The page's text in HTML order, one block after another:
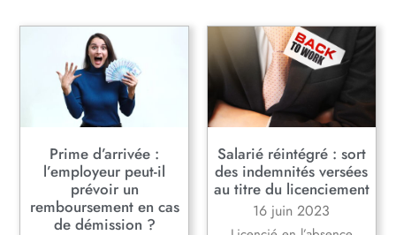
Prime d’arrivée :
l’employeur peut-il
prévoir un
remboursement en cas
de démission ?
Salarié réintégré : sort
des indemnités versées
au titre du licenciement
16 juin 2023